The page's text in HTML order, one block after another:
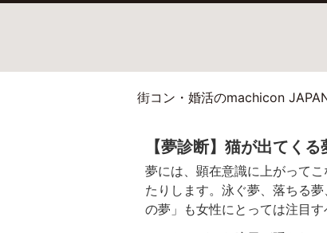
街コン・婚活のmachicon
【夢診断】猫が出てく
夢には、顕在意識に上がって
たりします。泳ぐ夢、落ちる
の夢」も女性にとっては注目す